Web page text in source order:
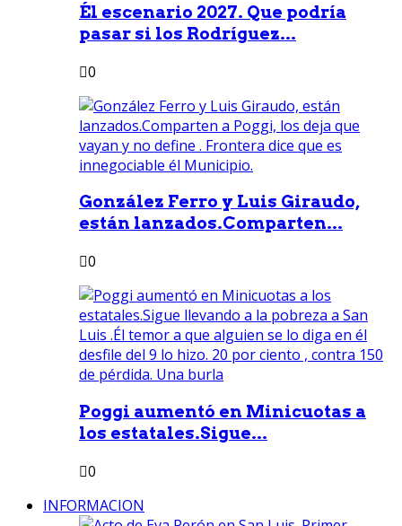
Él escenario 2027. Que podría
pasar si los Rodríguez...
0
González Ferro y Luis Giraudo,
están lanzados.Comparten...
0
Poggi aumentó en Minicuotas a
los estatales.Sigue...
0
INFORMACION